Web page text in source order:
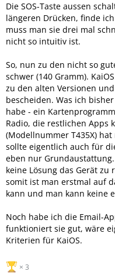
Die SOS-Taste aussen
längeren Drücken, finde
muss man sie drei mal
nicht so intuitiv ist.
So, nun zu den nicht so
schwer (140 Gramm).
zu den alten Versionen
bescheiden. Was ich
habe - ein
Radio, die restlichen Apps
(Modellnummer T435X)
sollte eigentlich auch für
eben nur
keine Lösung das Gerät zu
somit ist man erstmal auf
kann und man kann keine
Noch habe ich die Email-
funktioniert sie gut, wäre
Kriterien für KaiOS.
3